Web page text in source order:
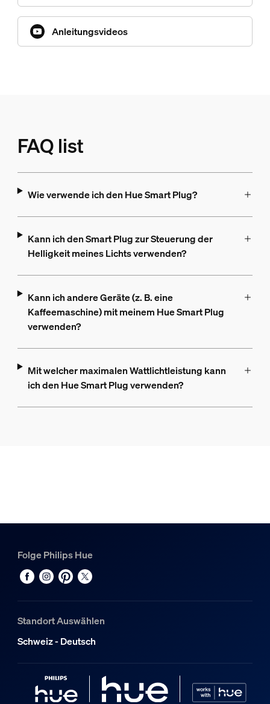
Anleitungsvideos
FAQ list
Wie verwende ich den Hue Smart Plug?
Kann ich den Smart Plug zur Steuerung der
Helligkeit meines Lichts verwenden?
Kann ich andere Geräte (z. B. eine
Kaffeemaschine) mit meinem Hue Smart Plug
verwenden?
Mit welcher maximalen Wattlichtleistung kann
ich den Hue Smart Plug verwenden?
Folge Philips Hue
Standort Auswählen
Schweiz - Deutsch